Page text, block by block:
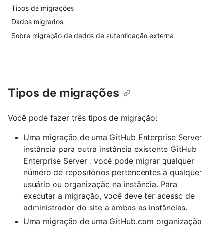
Tipos de migrações
Dados migrados
Sobre migração de dados de autenticação externa
Tipos de migrações
Você pode fazer três tipos de migração:
Uma migração de uma GitHub Enterprise Server
instância para outra instância existente GitHub
Enterprise Server . você pode migrar qualquer
número de repositórios pertencentes a qualquer
usuário ou organização na instância. Para
executar a migração, você deve ter acesso de
administrador do site a ambas as instâncias.
Uma migração de uma GitHub.com organização